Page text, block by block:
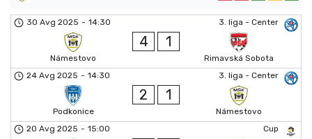
3. liga - Center
30 Avg 2025 - 14:30
Námestovo
4 1
Rimavská Sobota
3. liga - Center
24 Avg 2025 - 14:30
Podkonice
2 1
Námestovo
Cup
20 Avg 2025 - 15:00